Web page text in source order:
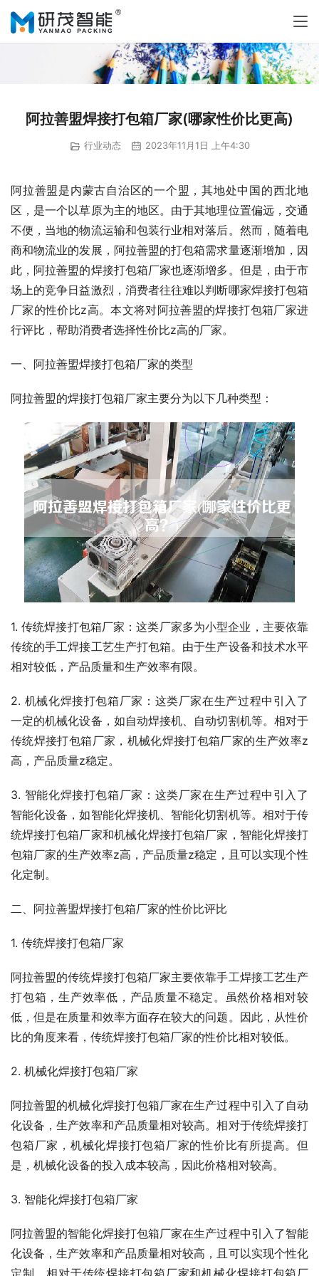
阿拉善盟焊接打包箱厂家(哪家性价比更高)
行业动态 2023年11月1日 上午4:30
阿拉善盟是内蒙古自治区的一个盟，其地处中国的西北地
区，是一个以草原为主的地区。由于其地理位置偏远，交通
不便，当地的物流运输和包装行业相对落后。然而，随着电
商和物流业的发展，阿拉善盟的打包箱需求量逐渐增加，因
此，阿拉善盟的焊接打包箱厂家也逐渐增多。但是，由于市
场上的竞争日益激烈，消费者往往难以判断哪家焊接打包箱
厂家的性价比z高。本文将对阿拉善盟的焊接打包箱厂家进
行评比，帮助消费者选择性价比z高的厂家。
一、阿拉善盟焊接打包箱厂家的类型
阿拉善盟的焊接打包箱厂家主要分为以下几种类型：
1. 传统焊接打包箱厂家：这类厂家多为小型企业，主要依靠
传统的手工焊接工艺生产打包箱。由于生产设备和技术水平
相对较低，产品质量和生产效率有限。
2. 机械化焊接打包箱厂家：这类厂家在生产过程中引入了
一定的机械化设备，如自动焊接机、自动切割机等。相对于
传统焊接打包箱厂家，机械化焊接打包箱厂家的生产效率z
高，产品质量z稳定。
3. 智能化焊接打包箱厂家：这类厂家在生产过程中引入了
智能化设备，如智能化焊接机、智能化切割机等。相对于传
统焊接打包箱厂家和机械化焊接打包箱厂家，智能化焊接打
包箱厂家的生产效率z高，产品质量z稳定，且可以实现个性
化定制。
二、阿拉善盟焊接打包箱厂家的性价比评比
1. 传统焊接打包箱厂家
阿拉善盟的传统焊接打包箱厂家主要依靠手工焊接工艺生产
打包箱，生产效率低，产品质量不稳定。虽然价格相对较
低，但是在质量和效率方面存在较大的问题。因此，从性价
比的角度来看，传统焊接打包箱厂家的性价比相对较低。
2. 机械化焊接打包箱厂家
阿拉善盟的机械化焊接打包箱厂家在生产过程中引入了自动
化设备，生产效率和产品质量相对较高。相对于传统焊接打
包箱厂家，机械化焊接打包箱厂家的性价比有所提高。但
是，机械化设备的投入成本较高，因此价格相对较高。
3. 智能化焊接打包箱厂家
阿拉善盟的智能化焊接打包箱厂家在生产过程中引入了智能
化设备，生产效率和产品质量相对较高，且可以实现个性化
定制。相对于传统焊接打包箱厂家和机械化焊接打包箱厂